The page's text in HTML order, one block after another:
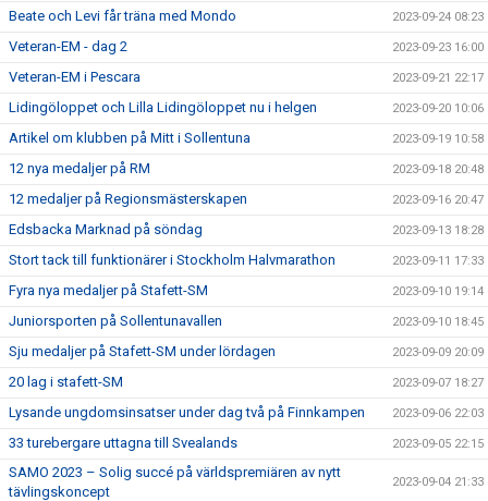
Beate och Levi får träna med Mondo 2023-09-24 08:23
Veteran-EM - dag 2 2023-09-23 16:00
Veteran-EM i Pescara 2023-09-21 22:17
Lidingöloppet och Lilla Lidingöloppet nu i helgen 2023-09-20 10:06
Artikel om klubben på Mitt i Sollentuna 2023-09-19 10:58
12 nya medaljer på RM 2023-09-18 20:48
12 medaljer på Regionsmästerskapen 2023-09-16 20:47
Edsbacka Marknad på söndag 2023-09-13 18:28
Stort tack till funktionärer i Stockholm Halvmarathon 2023-09-11 17:33
Fyra nya medaljer på Stafett-SM 2023-09-10 19:14
Juniorsporten på Sollentunavallen 2023-09-10 18:45
Sju medaljer på Stafett-SM under lördagen 2023-09-09 20:09
20 lag i stafett-SM 2023-09-07 18:27
Lysande ungdomsinsatser under dag två på Finnkampen 2023-09-06 22:03
33 turebergare uttagna till Svealands 2023-09-05 22:15
SAMO 2023 – Solig succé på världspremiären av nytt
tävlingskoncept
2023-09-04 21:33